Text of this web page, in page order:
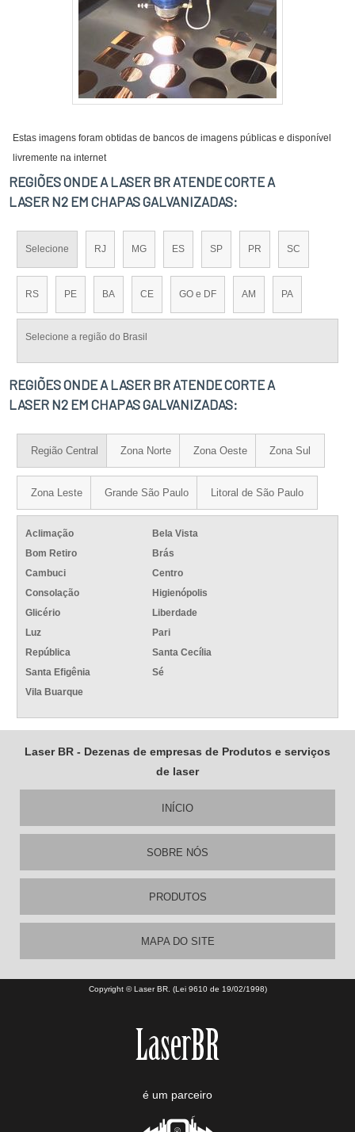
Estas imagens foram obtidas de bancos de imagens públicas e disponível
livremente na internet
REGIÕES ONDE A LASER BR ATENDE CORTE A
LASER N2 EM CHAPAS GALVANIZADAS:
Selecione RJ MG ES SP PR SC
RS PE BA CE GO e DF AM PA
Selecione a região do Brasil
REGIÕES ONDE A LASER BR ATENDE CORTE A
LASER N2 EM CHAPAS GALVANIZADAS:
Região Central Zona Norte Zona Oeste Zona Sul
Zona Leste Grande São Paulo Litoral de São Paulo
Aclimação
Bela Vista
Bom Retiro
Brás
Cambuci
Centro
Consolação
Higienópolis
Glicério
Liberdade
Luz
Pari
República
Santa Cecília
Santa Efigênia
Sé
Vila Buarque
Laser BR - Dezenas de empresas de Produtos e serviços
de laser
INÍCIO
SOBRE NÓS
PRODUTOS
MAPA DO SITE
Copyright © Laser BR. (Lei 9610 de 19/02/1998)
é um parceiro